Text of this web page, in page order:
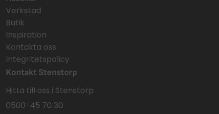
Verkstad
Butik
Inspiration
Kontakta oss
Integritetspolicy
Kontakt Stenstorp
Hitta till oss i Stenstorp
0500-45 70 30